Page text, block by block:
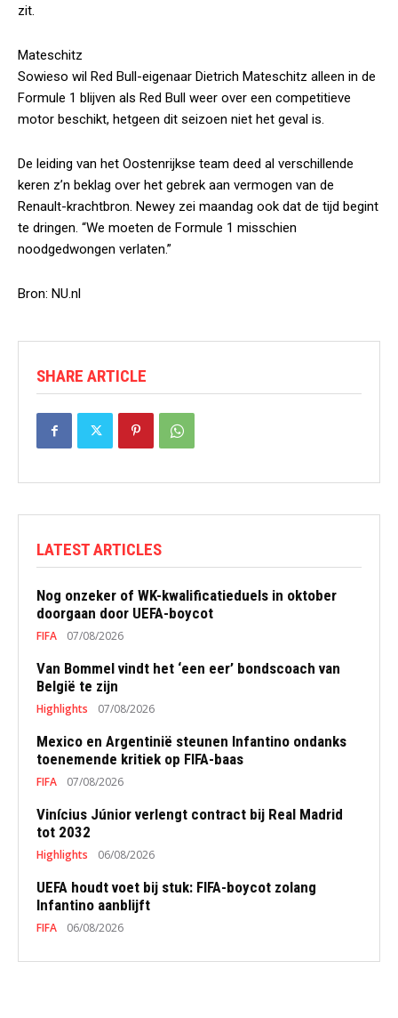
zit.
Mateschitz
Sowieso wil Red Bull-eigenaar Dietrich Mateschitz alleen in de
Formule 1 blijven als Red Bull weer over een competitieve
motor beschikt, hetgeen dit seizoen niet het geval is.
De leiding van het Oostenrijkse team deed al verschillende
keren z’n beklag over het gebrek aan vermogen van de
Renault-krachtbron. Newey zei maandag ook dat de tijd begint
te dringen. “We moeten de Formule 1 misschien
noodgedwongen verlaten.”
Bron: NU.nl
SHARE ARTICLE
LATEST ARTICLES
Nog onzeker of WK-kwalificatieduels in oktober
doorgaan door UEFA-boycot
FIFA 07/08/2026
Van Bommel vindt het ‘een eer’ bondscoach van
België te zijn
Highlights 07/08/2026
Mexico en Argentinië steunen Infantino ondanks
toenemende kritiek op FIFA-baas
FIFA 07/08/2026
Vinícius Júnior verlengt contract bij Real Madrid
tot 2032
Highlights 06/08/2026
UEFA houdt voet bij stuk: FIFA-boycot zolang
Infantino aanblijft
FIFA 06/08/2026